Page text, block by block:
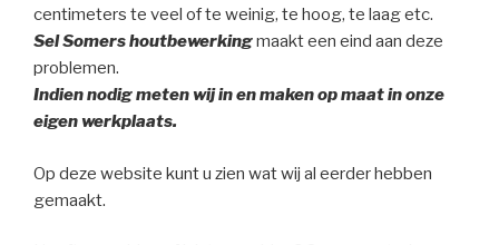
centimeters te veel of te weinig, te hoog, te laag etc.
Sel Somers houtbewerkingmaakt een eind aan deze
problemen.
Indien nodig meten wij in en maken op maat in onze
eigen werkplaats.
Op deze website kunt u zien wat wij al eerder hebben
gemaakt.